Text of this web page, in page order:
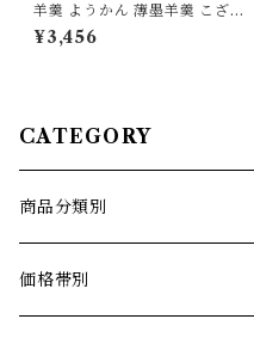
羊羹 ようかん 薄墨羊羹 こざく
ら 小豆 16個入
¥3,456
CATEGORY
商品分類別
薄墨羊羹こざくら
価格帯別